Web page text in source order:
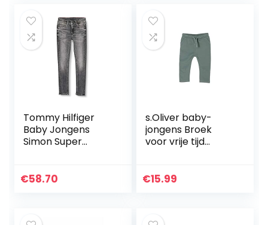
Tommy Hilfiger
Baby Jongens
Simon Super
€58.70
s.Oliver baby-
jongens Broek
voor vrije tijd
€15.99